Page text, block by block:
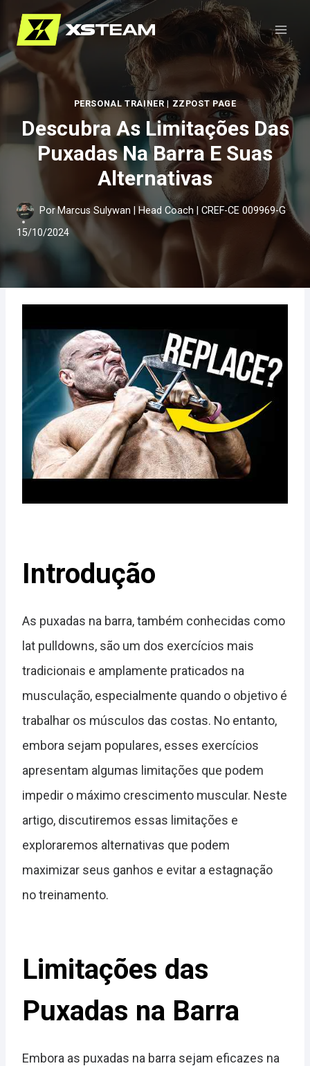
Pular
para
o
Conteúdo
PERSONAL TRAINER | ZZPOST PAGE
Descubra As Limitações Das
Puxadas Na Barra E Suas
Alternativas
PorMarcus Sulywan | Head Coach | CREF-CE 009969-G
15/10/2024
Introdução
As puxadas na barra, também conhecidas como
lat pulldowns, são um dos exercícios mais
tradicionais e amplamente praticados na
musculação, especialmente quando o objetivo é
trabalhar os músculos das costas. No entanto,
embora sejam populares, esses exercícios
apresentam algumas limitações que podem
impedir o máximo crescimento muscular. Neste
artigo, discutiremos essas limitações e
exploraremos alternativas que podem
maximizar seus ganhos e evitar a estagnação
no treinamento.
Limitações das
Puxadas na Barra
Embora as puxadas na barra sejam eficazes na